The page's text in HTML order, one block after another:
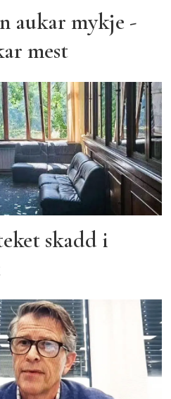
aukar mykje -
mest
skadd i